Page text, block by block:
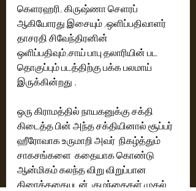
கெளரஹரி, கிருஷ்ணா செளரப்
ஆகியோரது இசையும் ,ஒளிப்பதிவாளர்
தாசரதி சிவேந்திரனின்
ஒளிப்பதிவும்,சாய் பாபு தலாரியின் பட
தொகுப்பும் படத்திற்கு பக்க பலமாய்
இருக்கின்றது .
ஒரு கிராமத்தில் நாயகனுக்கு சக்தி
கிடைத்த பின் அந்த சக்தியினால் சூப்பர்
ஹீரோவாக உருமாறி அவர்  நிகழ்த்தும்
சாகசங்களை  கதையாக கொண்டு
ஆன்மிகம் கலந்த விறு விறுப்பான
திரைக்கதையுடன்  குழந்தைகள் முதல்